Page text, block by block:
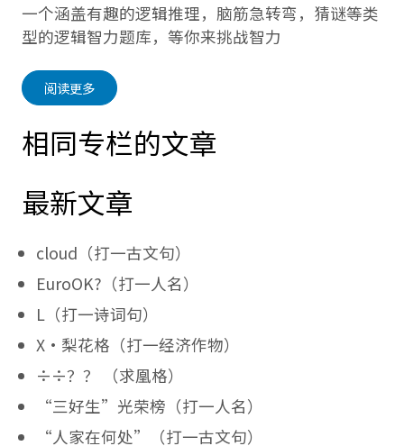
一个涵盖有趣的逻辑推理，脑筋急转弯，猜谜等类
型的逻辑智力题库，等你来挑战智力
阅读更多
相同专栏的文章
最新文章
cloud（打一古文句）
EuroOK?（打一人名）
L（打一诗词句）
X·梨花格（打一经济作物）
÷÷？？ （求凰格）
“三好生”光荣榜（打一人名）
“人家在何处”（打一古文句）